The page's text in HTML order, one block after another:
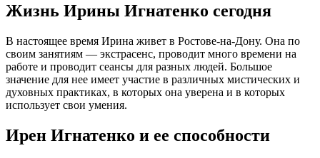
Жизнь Ирины Игнатенко сегодня
В настоящее время Ирина живет в Ростове-на-Дону. Она по
своим занятиям — экстрасенс, проводит много времени на
работе и проводит сеансы для разных людей. Большое
значение для нее имеет участие в различных мистических и
духовных практиках, в которых она уверена и в которых
использует свои умения.
Ирен Игнатенко и ее способности